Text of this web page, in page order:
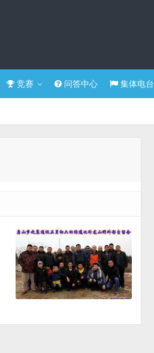
竞赛 问答中心 集体电台